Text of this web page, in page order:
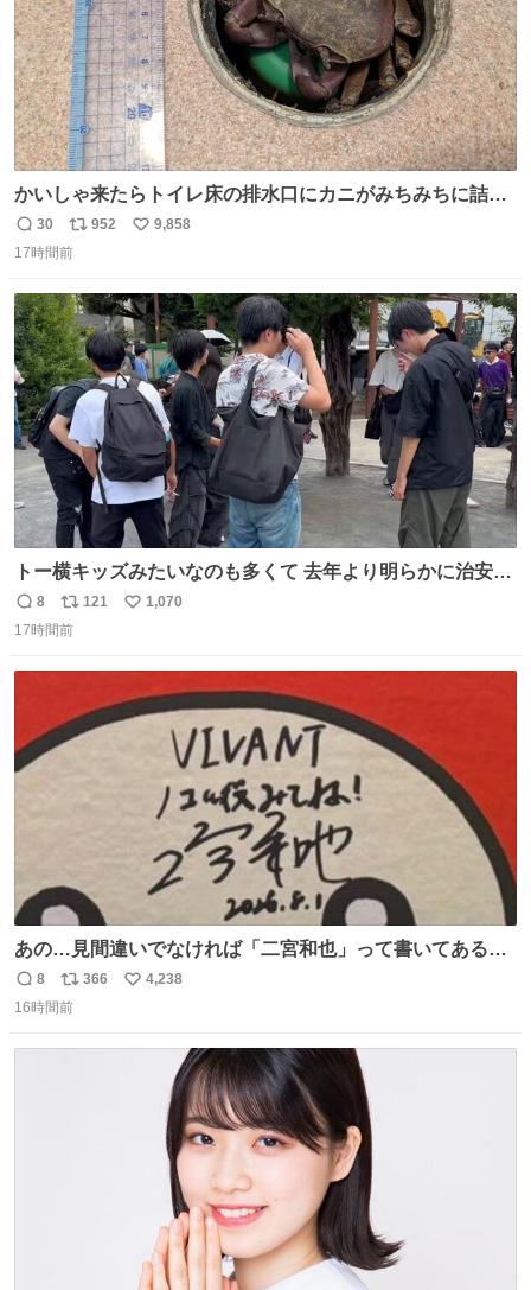
かいしゃ来たらトイレ床の排水口にカニがみちみちに詰ま
ってて横転
返
信
30
リ
ポ
ト
数
952
い
数
9,858
17時間前
トー横キッズみたいなのも多くて 去年より明らかに治安悪
い
返
信
8
リ
ポ
数
121
い
1,070
17時間前
あの…見間違いでなければ「二宮和也」って書いてあるよ
うに見えるんですが…
返
信
8
リ
ポ
366
い
4,238
16時間前